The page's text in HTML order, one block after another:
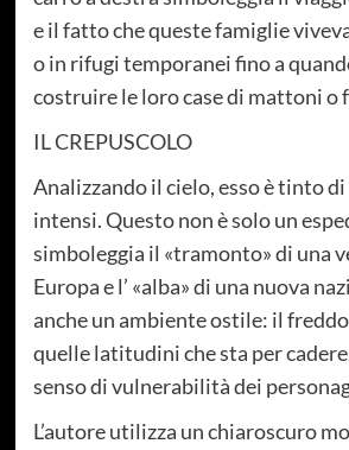
e il fatto che queste famiglie
o in rifugi temporanei fino a
costruire le loro case di mattoni o
IL CREPUSCOLO
Analizzando il cielo, esso è tinto
intensi. Questo non è solo un
simboleggia il «tramonto» di una
Europa e l’ «alba» di una nuova
anche un ambiente ostile: il
quelle latitudini che sta per
senso di vulnerabilità dei
L’autore utilizza un chiaroscuro